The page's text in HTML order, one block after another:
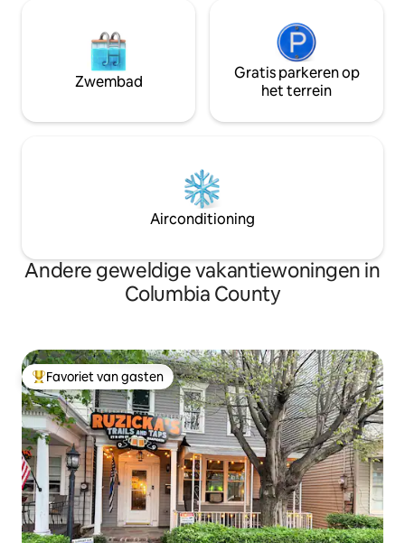
Zwembad
Gratis parkeren op
het terrein
Airconditioning
Andere geweldige vakantiewoningen in
Columbia County
Topfavoriet van gasten
Favoriet van gasten